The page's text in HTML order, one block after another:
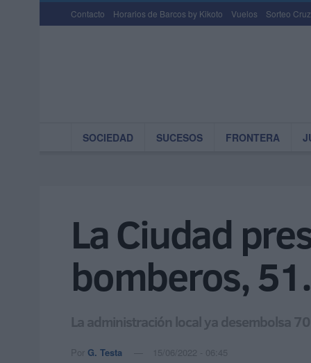
Contacto Horarios de Barcos by Kikoto Vuelos Sorteo
SOCIEDAD SUCESOS FRONTERA
La Ciudad
bomberos,
La administración local ya desembolsa
Por G. Testa 15/06/2022 - 06:45